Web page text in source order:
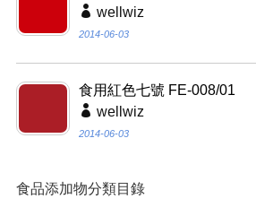
wellwiz
2014-06-03
食用紅色七號 FE-008/01
wellwiz
2014-06-03
食品添加物分類目錄